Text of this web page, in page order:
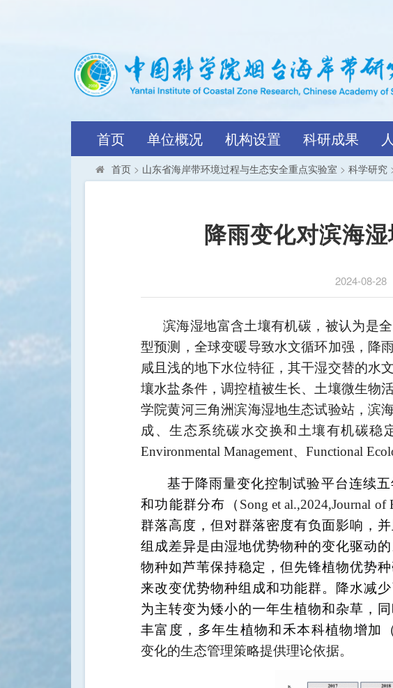
首页 单位概况 机构设置 科研成果
首页 > 山东省海岸带环境过程与生态安全重点实验室 > 科学研究
降雨变化对滨海
2024-08-28
滨海湿地富含土壤有机碳，被认为是
型预测，全球变暖导致水文循环加强，降
咸且浅的地下水位特征，其干湿交替的水
壤水盐条件，调控植被生长、土壤微生物
学院黄河三角洲滨海湿地生态试验站，滨
成、生态系统碳水交换和土壤有机碳稳
Environmental Management、 Functional
基于降雨量变化控制试验平台连续
和功能群分布（ Song et al.,2024,Journal of
群落高度，但对群落密度有负面影响，
组成差异是由湿地优势物种的变化驱动
物种如芦苇保持稳定，但先锋植物优势
来改变优势物种组成和功能群。降水减
为主转变为矮小的一年生植物和杂草，
丰富度，多年生植物和禾本科植物增加
变化的生态管理策略提供理论依据。